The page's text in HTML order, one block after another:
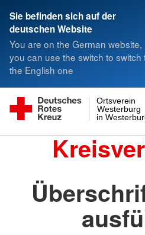
Sie befinden sich auf der
deutschen Website
You are on the German website,
you can use the switch to switch
the English one
in
Westerburg
Ortsverein